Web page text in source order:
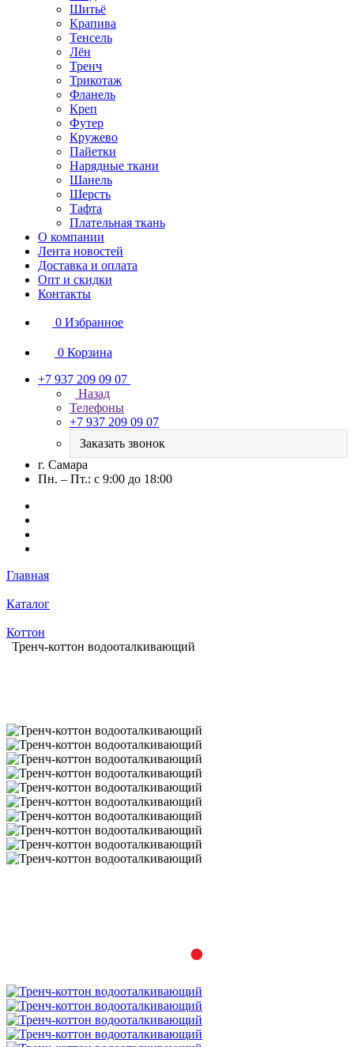
Шитьё
Крапива
Тенсель
Лён
Тренч
Трикотаж
Фланель
Креп
Футер
Кружево
Пайетки
Нарядные ткани
Шанель
Шерсть
Тафта
Плательная ткань
О компании
Лента новостей
Доставка и оплата
Опт и скидки
Контакты
0 Избранное
0 Корзина
+7 937 209 09 07
Назад
Телефоны
+7 937 209 09 07
Заказать звонок
г. Самара
Пн. – Пт.: с 9:00 до 18:00
Главная
Каталог
Коттон
Тренч-коттон водооталкивающий